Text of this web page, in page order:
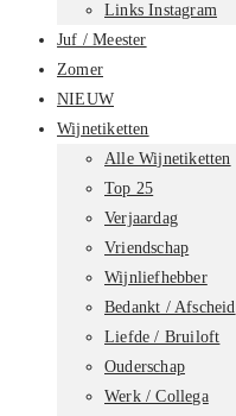
Links Instagram
Juf / Meester
Zomer
NIEUW
Wijnetiketten
Alle Wijnetiketten
Top 25
Verjaardag
Vriendschap
Wijnliefhebber
Bedankt / Afscheid
Liefde / Bruiloft
Ouderschap
Werk / Collega